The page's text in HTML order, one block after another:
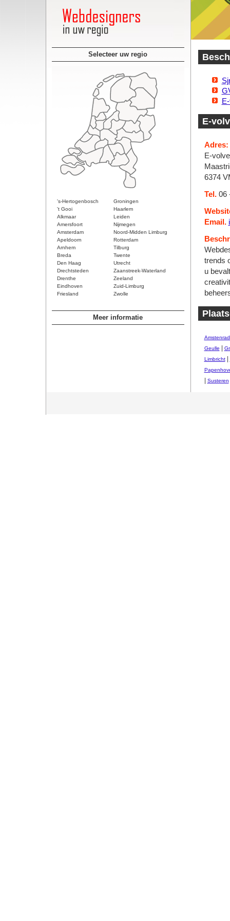
Selecteer uw regio
's-Hertogenbosch
Groningen
't Gooi
Haarlem
Alkmaar
Leiden
Amersfoort
Nijmegen
Amsterdam
Noord-Midden Limburg
Apeldoorn
Rotterdam
Arnhem
Tilburg
Breda
Twente
Den Haag
Utrecht
Drechtsteden
Zaanstreek-Waterland
Drenthe
Zeeland
Eindhoven
Zuid-Limburg
Friesland
Zwolle
Meer informatie
E-
Adres:
E-
6374
Tel.06
Email.
trends
u
Geulle
Limbricht|
Susteren